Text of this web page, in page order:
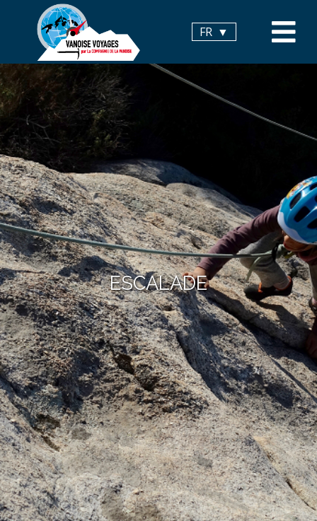
FR
ESCALADE
Panneau de gestion des cookies